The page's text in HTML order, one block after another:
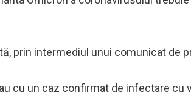
prin intermediul unui comunicat de
cu un caz confirmat de infectare cu